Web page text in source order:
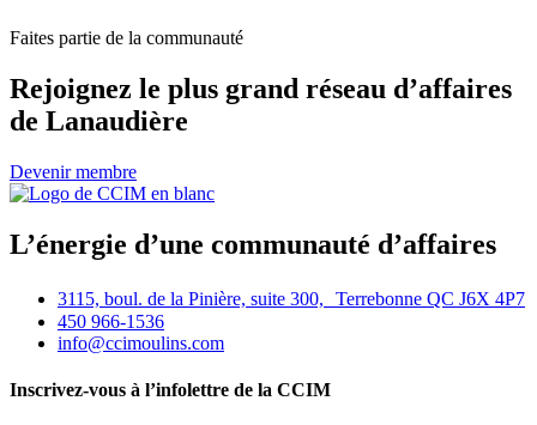
Faites partie de la communauté
Rejoignez le plus grand réseau d’affaires
de Lanaudière
Devenir membre
L’énergie d’une communauté d’affaires
3115, boul. de la Pinière, suite 300, Terrebonne QC J6X 4P7
450 966-1536
info@ccimoulins.com
Inscrivez-vous à l’infolettre de la CCIM